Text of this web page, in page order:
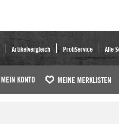
Artikelvergleich ProfiService Alle
MEIN KONTO MEINE MERKLISTEN